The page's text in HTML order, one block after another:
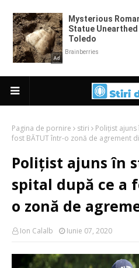
Pagina de pornire stiri
Polițist ajuns
fost BĂTUT într-o zonă de agrement
Polițist ajuns în
spital după ce a
o zonă de
Ion Calalb Iunie 07, 2020